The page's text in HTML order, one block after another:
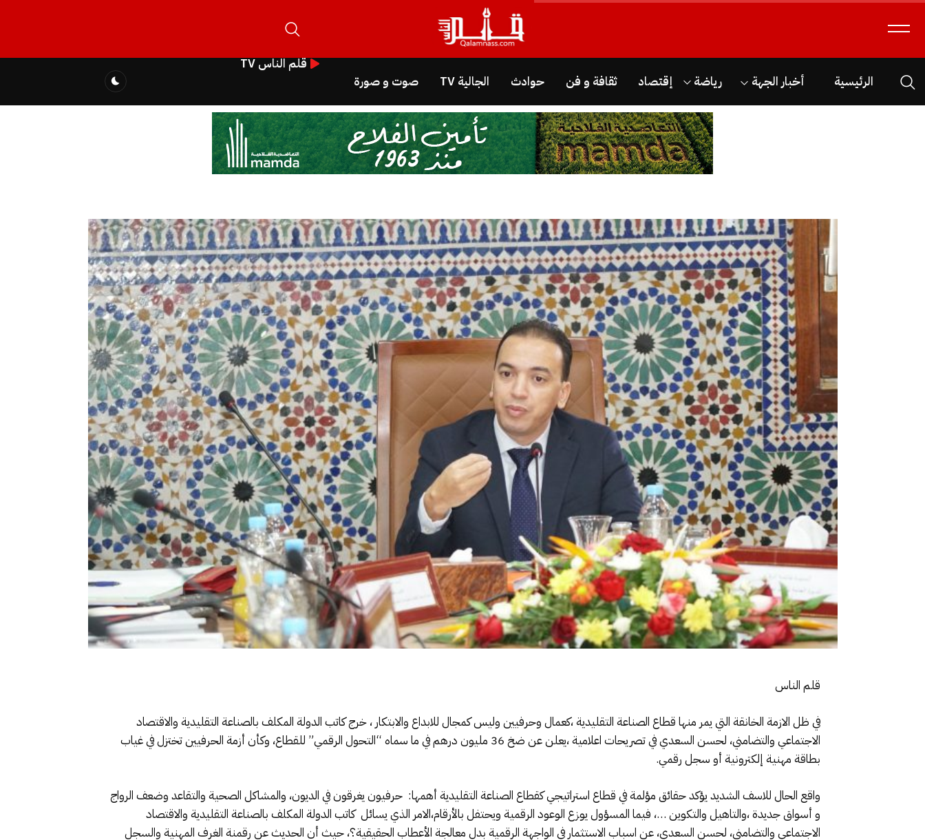
الرئيسية أخبار الجهة رياضة إقتصاد ثقافة و فن حوادث الجالية TV صوت و صورة
قلم الناس TV
قلم الناس
في ظل الازمة الخانقة التي يمر منها قطاع الصناعة التقليدية ،كعمال وحرفيين وليس كمجال للابداع والابتكار ، خرج كاتب الدولة المكلف بالصناعة التقليدية والاقتصاد
الاجتماعي والتضامني، لحسن السعدي في تصريحات اعلامية ،يعلن عن ضخ 36 مليون درهم في ما سماه “التحول الرقمي” للقطاع، وكأن أزمة الحرفيين تختزل في غياب
بطاقة مهنية إلكترونية أو سجل رقمي.
واقع الحال للاسف الشديد يؤكد حقائق مؤلمة في قطاع استراتيجي كقطاع الصناعة التقليدية أهمها: حرفيون يغرقون في الديون، والمشاكل الصحية والتقاعد وضعف الرواج
و أسواق جديدة ،والتاهيل والتكوين …، فيما المسؤول يوزع الوعود الرقمية ويحتفل بالأرقام،الامر الذي يسائل كاتب الدولة المكلف بالصناعة التقليدية والاقتصاد
الاجتماعي والتضامني، لحسن السعدي، عن اسباب الاستثمار في الواجهة الرقمية بدل معالجة الأعطاب الحقيقية؟، حيث أن الحديث عن رقمنة الغرف المهنية والسجل